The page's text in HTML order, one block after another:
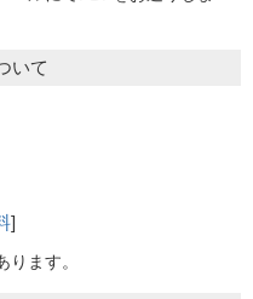
いて
]
ます。